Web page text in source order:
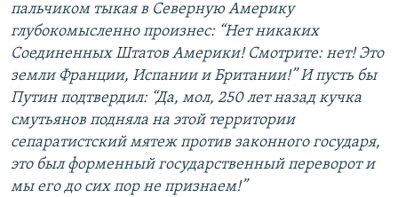
пальчиком тыкая в Северную Америку
глубокомысленно произнес: “Нет никаких
Соединенных Штатов Америки! Смотрите: нет! Это
земли Франции, Испании и Британии!” И пусть бы
Путин подтвердил: “Да, мол, 250 лет назад кучка
смутьянов подняла на этой территории
сепаратистский мятеж против законного государя,
это был форменный государственный переворот и
мы его до сих пор не признаем!”